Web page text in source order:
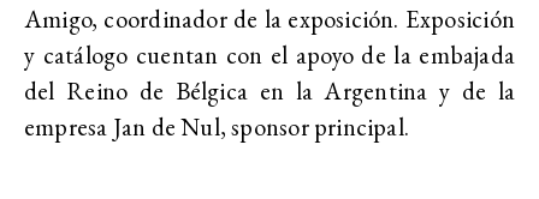
Amigo, coordinador de la exposición. Exposición
y catálogo cuentan con el apoyo de la embajada
del Reino de Bélgica en la Argentina y de la
empresa Jan de Nul, sponsor principal.